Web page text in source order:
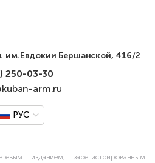
им.Евдокии Бершанской, 416/2
250-03-30
arm.ru
РУС
изданием, зарегистрированным